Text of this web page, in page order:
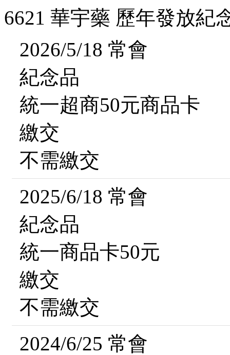
6621 華宇藥 歷年發放紀
2026/5/18 常會
紀念品
統一超商50元商品卡
繳交
不需繳交
2025/6/18 常會
紀念品
統一商品卡50元
繳交
不需繳交
2024/6/25 常會